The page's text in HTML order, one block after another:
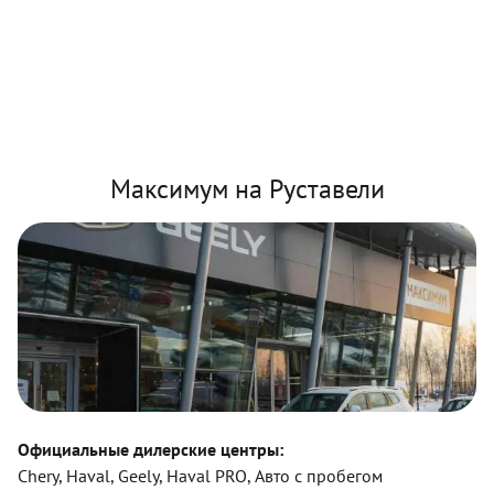
Максимум на Руставели
Официальные дилерские центры:
Chery, Haval, Geely, Haval PRO, Авто с пробегом